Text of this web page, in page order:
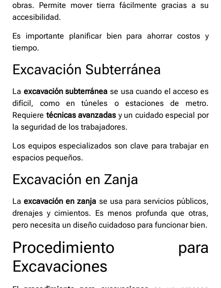
obras. Permite mover tierra fácilmente gracias a su
accesibilidad.
Es importante planificar bien para ahorrar costos y
tiempo.
Excavación Subterránea
La excavación subterránea se usa cuando el acceso es
difícil, como en túneles o estaciones de metro.
Requiere técnicas avanzadas y un cuidado especial por
la seguridad de los trabajadores.
Los equipos especializados son clave para trabajar en
espacios pequeños.
Excavación en Zanja
Laexcavación en zanja se usa para servicios públicos,
drenajes y cimientos. Es menos profunda que otras,
pero necesita un diseño cuidadoso para funcionar bien.
Procedimiento para
Excavaciones